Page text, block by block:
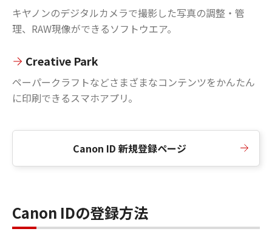
キヤノンのデジタルカメラで撮影した写真の調整・管
理、RAW現像ができるソフトウエア。
Creative Park
ペーパークラフトなどさまざまなコンテンツをかんたん
に印刷できるスマホアプリ。
Canon ID 新規登録ページ
Canon IDの登録方法